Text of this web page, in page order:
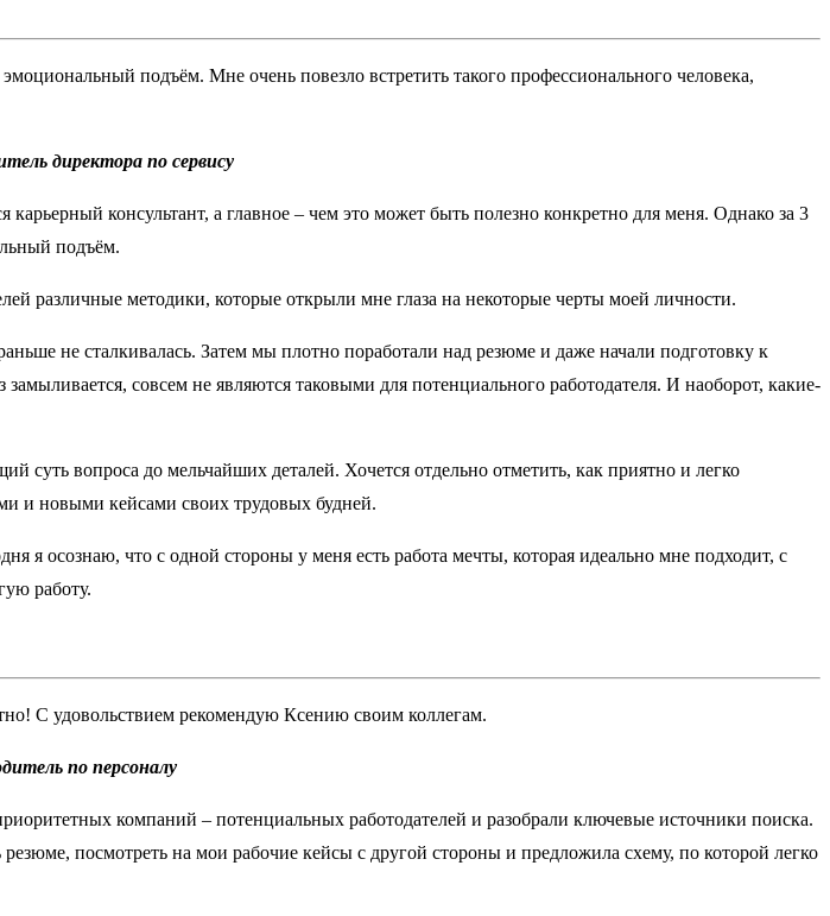
подъём. Мне очень повезло встретить такого профессионального человека,
директора по сервису
консультант, а главное – чем это может быть полезно конкретно для меня. Однако за 3
подъём.
различные методики, которые открыли мне глаза на некоторые черты моей личности.
не сталкивалась. Затем мы плотно поработали над резюме и даже начали подготовку к
совсем не являются таковыми для потенциального работодателя. И наоборот, какие-
вопроса до мельчайших деталей. Хочется отдельно отметить, как приятно и легко
и новыми кейсами своих трудовых будней.
я осознаю, что с одной стороны у меня есть работа мечты, которая идеально мне подходит, с
работу.
С удовольствием рекомендую Ксению своим коллегам.
по персоналу
компаний – потенциальных работодателей и разобрали ключевые источники поиска.
посмотреть на мои рабочие кейсы с другой стороны и предложила схему, по которой легко